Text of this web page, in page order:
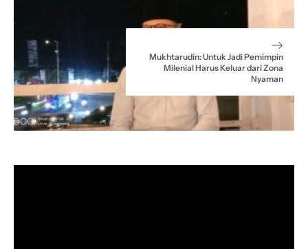
Mukhtarudin: Untuk Jadi Pemimpin
Milenial Harus Keluar dari Zona
Nyaman